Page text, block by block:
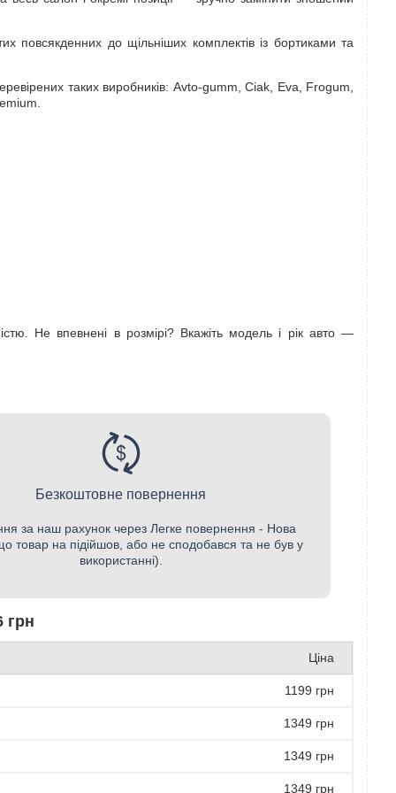
повсякденних до щільніших комплектів із бортиками та
таких виробників: Avto-gumm, Ciak, Eva, Frogum,
Не впевнені в розмірі? Вкажіть модель і рік авто —
Безкоштовне повернення
за наш рахунок через Легке повернення - Нова
товар на підійшов, або не сподобався та не був у
використанні).
грн
Ціна
1199 грн
1349 грн
1349 грн
1349 грн